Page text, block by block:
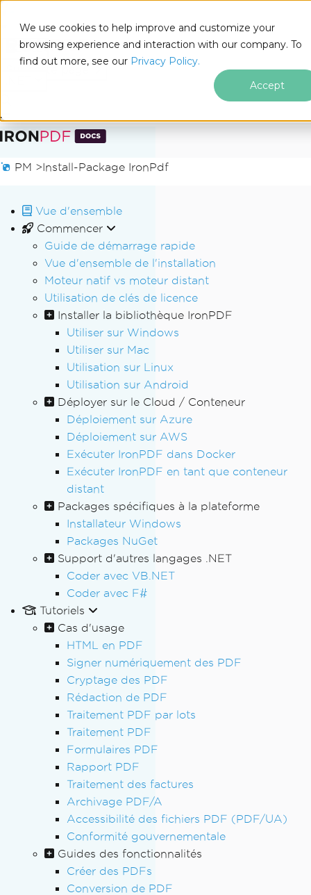
We use cookies to help improve and customize your
browsing experience and interaction with our company. To
find out more, see our Privacy Policy.
Accept
Passer au contenu du pied de page
Docs
Sur cette page
PM >Install-Package IronPdf
Vue d'ensemble
Commencer
Guide de démarrage rapide
Vue d'ensemble de l'installation
Moteur natif vs moteur distant
Utilisation de clés de licence
Installer la bibliothèque IronPDF
Utiliser sur Windows
Utiliser sur Mac
Utilisation sur Linux
Utilisation sur Android
Déployer sur le Cloud / Conteneur
Déploiement sur Azure
Déploiement sur AWS
Exécuter IronPDF dans Docker
Exécuter IronPDF en tant que conteneur
distant
Packages spécifiques à la plateforme
Installateur Windows
Packages NuGet
Support d'autres langages .NET
Coder avec VB.NET
Coder avec F#
Tutoriels
Cas d'usage
HTML en PDF
Signer numériquement des PDF
Cryptage des PDF
Rédaction de PDF
Traitement PDF par lots
Traitement PDF
Formulaires PDF
Rapport PDF
Traitement des factures
Archivage PDF/A
Accessibilité des fichiers PDF (PDF/UA)
Conformité gouvernementale
Guides des fonctionnalités
Créer des PDFs
Conversion de PDF